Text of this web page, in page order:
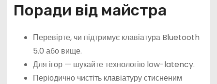
Поради від майстра
Перевірте, чи підтримує клавіатура Bluetooth
5.0 або вище.
Для ігор — шукайте технологію low-latency.
Періодично чистіть клавіатуру стисненим